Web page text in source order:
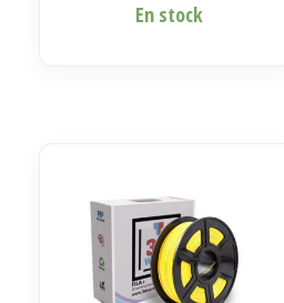
En stock